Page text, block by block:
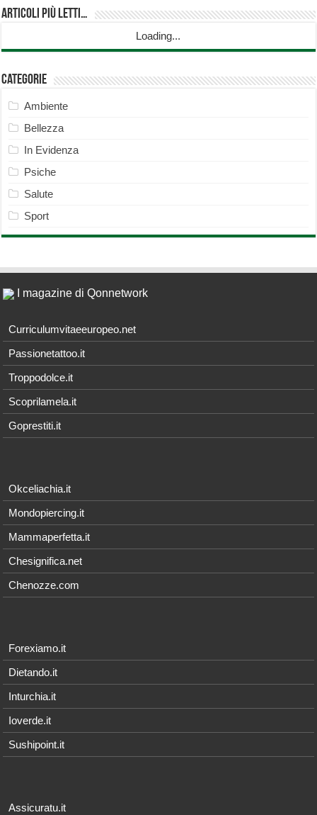
Articoli più Letti…
Loading...
Categorie
Ambiente
Bellezza
In Evidenza
Psiche
Salute
Sport
I magazine di Qonnetwork
Curriculumvitaeeuropeo.net
Passionetattoo.it
Troppodolce.it
Scoprilamela.it
Goprestiti.it
Okceliachia.it
Mondopiercing.it
Mammaperfetta.it
Chesignifica.net
Chenozze.com
Forexiamo.it
Dietando.it
Inturchia.it
Ioverde.it
Sushipoint.it
Assicuratu.it